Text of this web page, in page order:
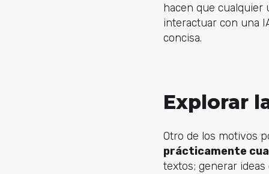
hacen que cualquier
interactuar con una
concisa.
Explorar
Otro de los motivos
prácticamente
textos; generar